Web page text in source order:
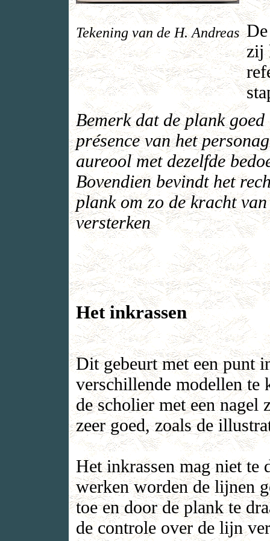
Tekening van de H. Andreas
zij
Bemerk dat de plank
présence van het
aureool met dezelfde
Bovendien bevindt het
plank om zo de kracht
versterken
Het inkrassen
Dit gebeurt met een punt
verschillende modellen te
de scholier met een
zeer goed, zoals de
Het inkrassen mag niet
werken worden de lijnen
toe en door de plank te
de controle over de lijn